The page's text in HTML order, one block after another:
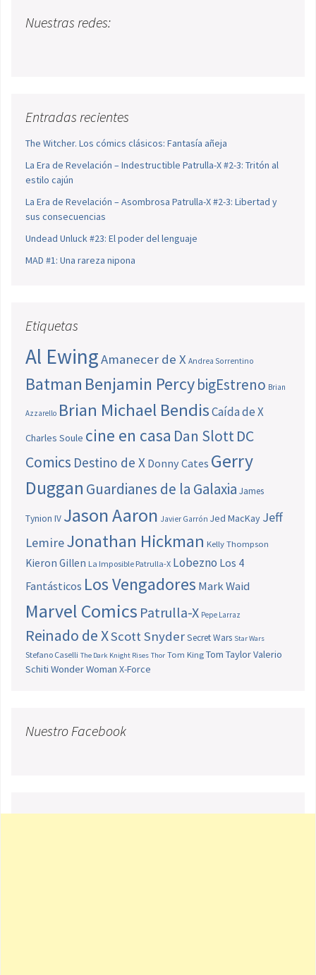
Nuestras redes:
Entradas recientes
The Witcher. Los cómics clásicos: Fantasía añeja
La Era de Revelación – Indestructible Patrulla-X #2-3: Tritón al
estilo cajún
La Era de Revelación – Asombrosa Patrulla-X #2-3: Libertad y
sus consecuencias
Undead Unluck #23: El poder del lenguaje
MAD #1: Una rareza nipona
Etiquetas
Al EwingAmanecer de X Andrea Sorrentino
Batman Benjamin PercybigEstreno Brian
Azzarello Brian Michael BendisCaída de X
Charles Soule cine en casa Dan SlottDC
Comics Destino de X Donny Cates Gerry
Duggan Guardianes de la Galaxia James
Tynion IV Jason Aaron Javier Garrón Jed MacKay Jeff
LemireJonathan Hickman Kelly Thompson
Kieron Gillen La Imposible Patrulla-X Lobezno Los 4
Fantásticos Los Vengadores Mark Waid
Marvel Comics Patrulla-X Pepe Larraz
Reinado de XScott SnyderSecret Wars Star Wars
Stefano Caselli The Dark Knight Rises Thor Tom King Tom TaylorValerio
Schiti Wonder Woman X-Force
Nuestro Facebook